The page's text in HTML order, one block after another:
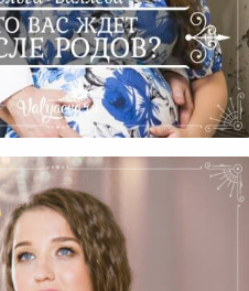
После Родов?